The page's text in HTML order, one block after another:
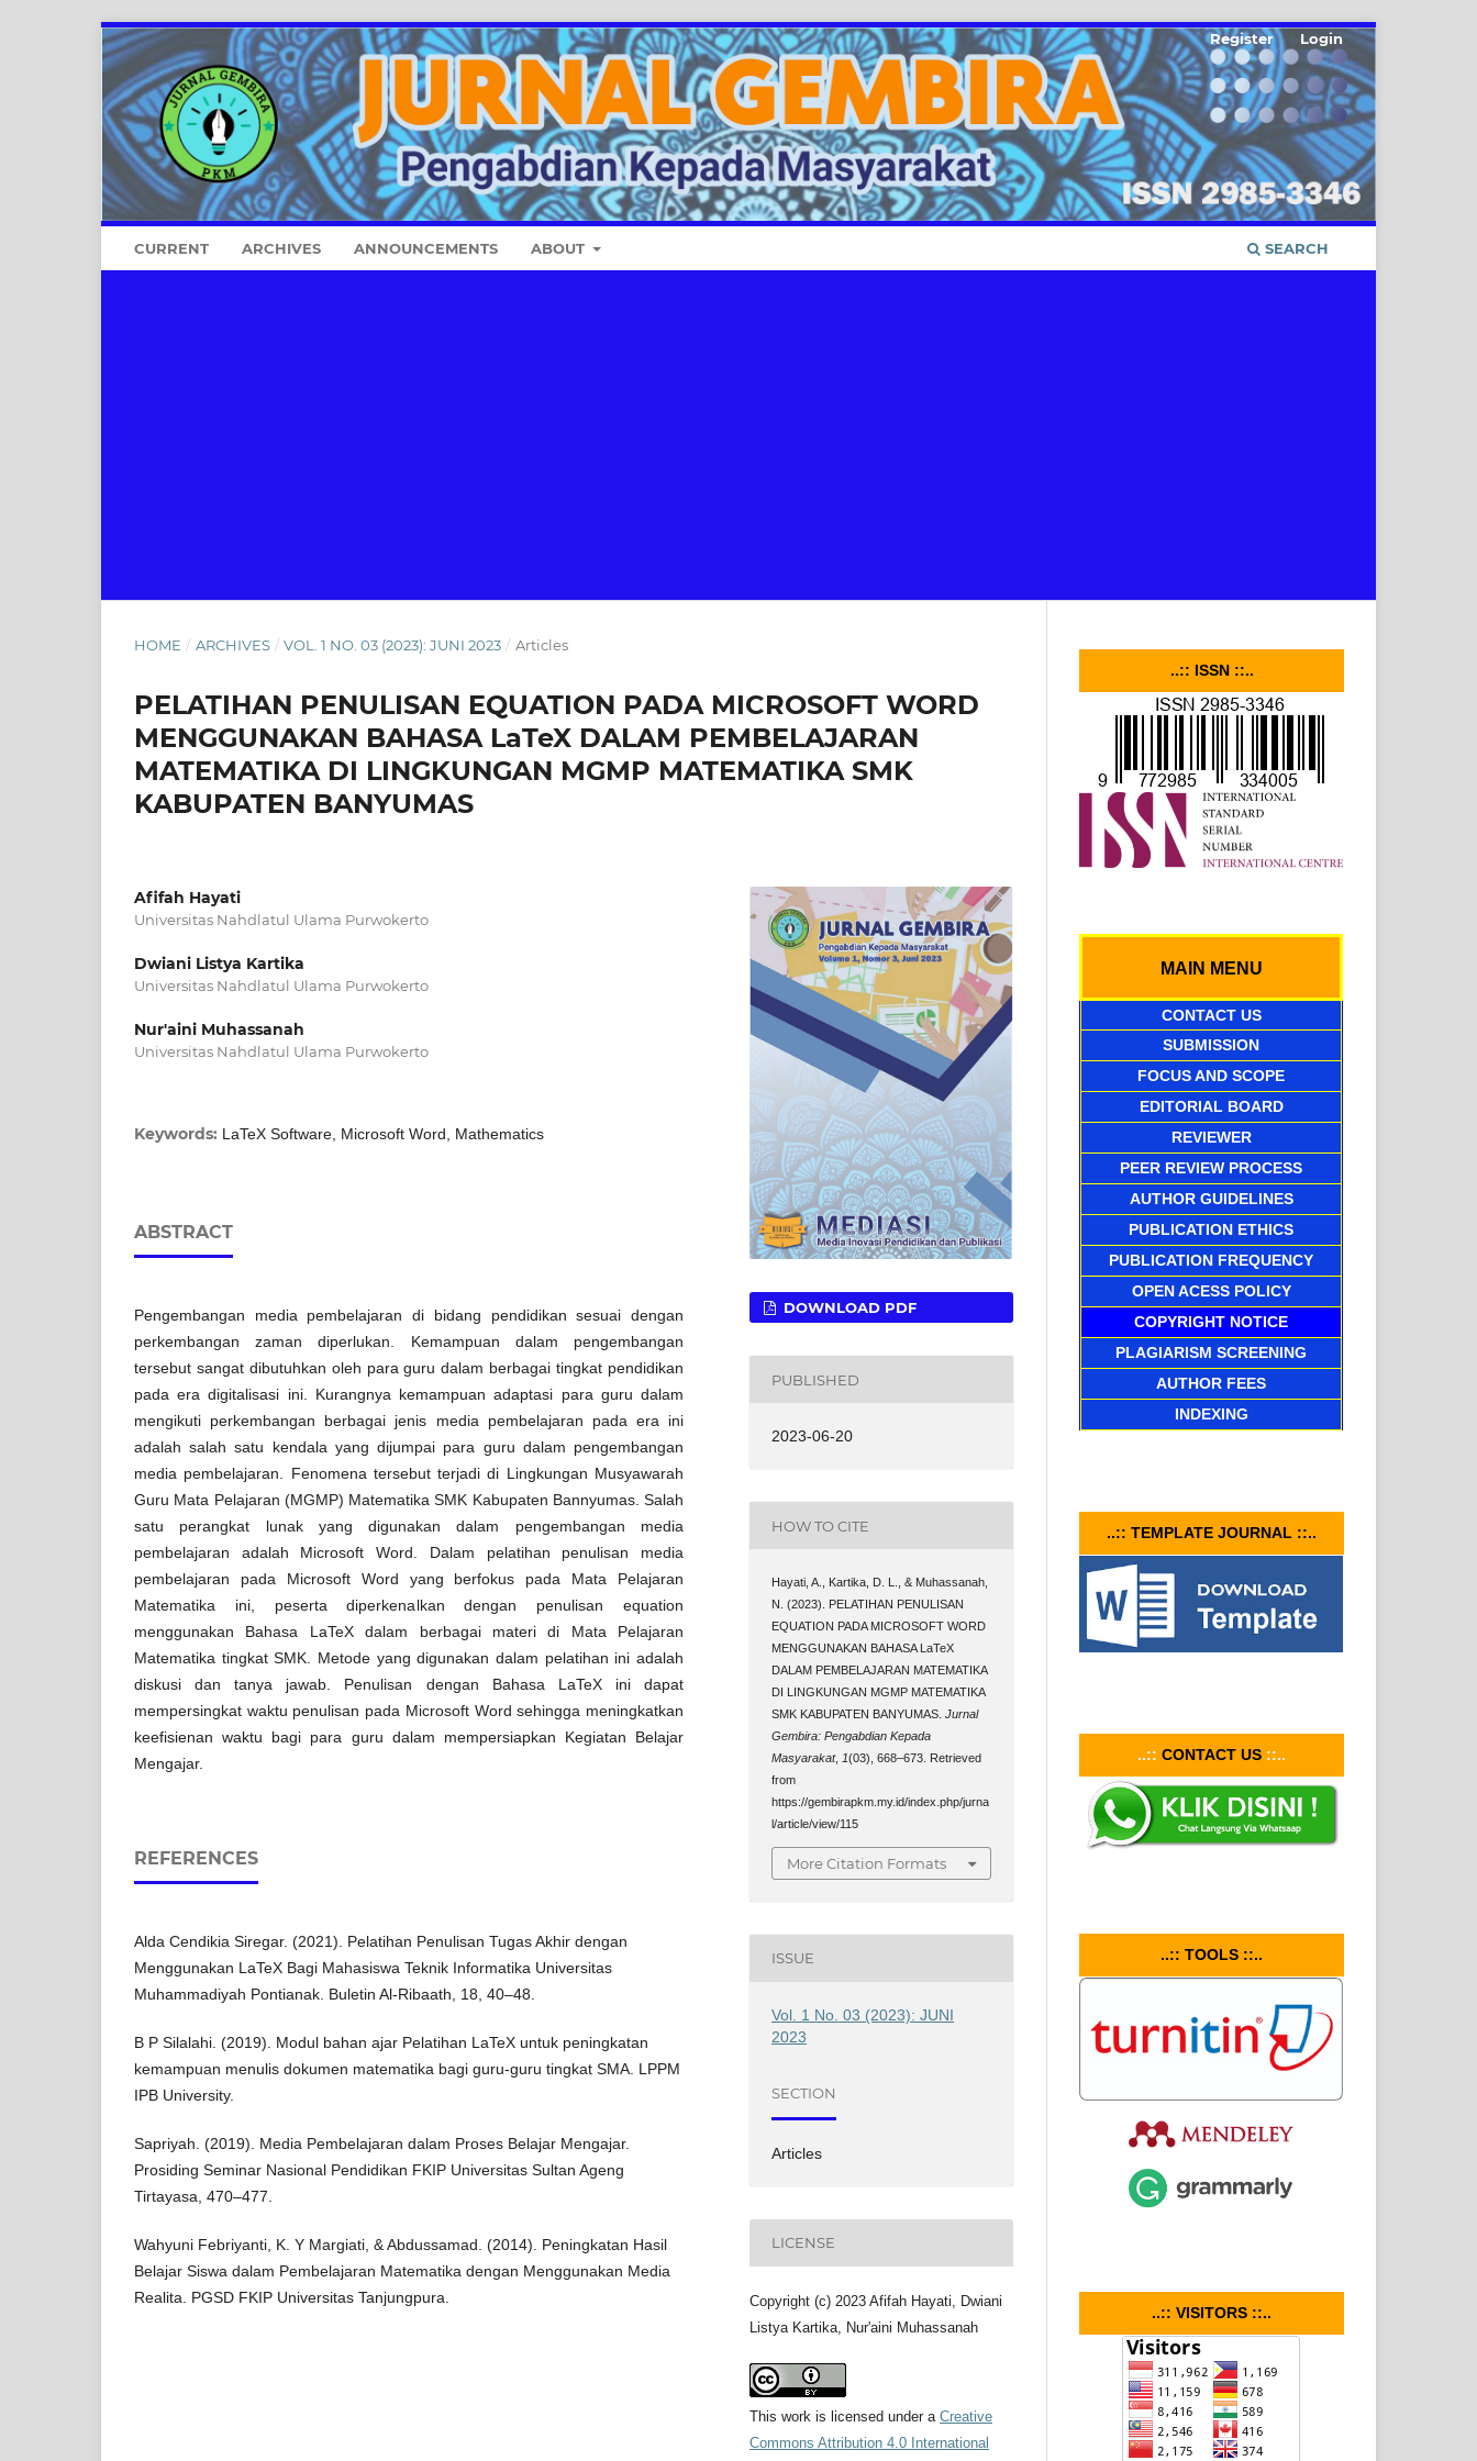
CURRENT ARCHIVES ANNOUNCEMENTS ABOUT SEARCH
Register Login
HOME / ARCHIVES / VOL. 1 NO. 03 (2023): JUNI 2023 / Articles
PELATIHAN PENULISAN EQUATION PADA MICROSOFT WORD
MENGGUNAKAN BAHASA LaTeX DALAM PEMBELAJARAN
MATEMATIKA DI LINGKUNGAN MGMP MATEMATIKA SMK
KABUPATEN BANYUMAS
Afifah Hayati
Universitas Nahdlatul Ulama Purwokerto
Dwiani Listya Kartika
Universitas Nahdlatul Ulama Purwokerto
Nur'aini Muhassanah
Universitas Nahdlatul Ulama Purwokerto
Keywords: LaTeX Software, Microsoft Word, Mathematics
ABSTRACT
Pengembangan media pembelajaran di bidang pendidikan sesuai dengan
perkembangan zaman diperlukan. Kemampuan dalam pengembangan
tersebut sangat dibutuhkan oleh para guru dalam berbagai tingkat pendidikan
pada era digitalisasi ini. Kurangnya kemampuan adaptasi para guru dalam
mengikuti perkembangan berbagai jenis media pembelajaran pada era ini
adalah salah satu kendala yang dijumpai para guru dalam pengembangan
media pembelajaran. Fenomena tersebut terjadi di Lingkungan Musyawarah
Guru Mata Pelajaran (MGMP) Matematika SMK Kabupaten Bannyumas. Salah
satu perangkat lunak yang digunakan dalam pengembangan media
pembelajaran adalah Microsoft Word. Dalam pelatihan penulisan media
pembelajaran pada Microsoft Word yang berfokus pada Mata Pelajaran
Matematika ini, peserta diperkenalkan dengan penulisan equation
menggunakan Bahasa LaTeX dalam berbagai materi di Mata Pelajaran
Matematika tingkat SMK. Metode yang digunakan dalam pelatihan ini adalah
diskusi dan tanya jawab. Penulisan dengan Bahasa LaTeX ini dapat
mempersingkat waktu penulisan pada Microsoft Word sehingga meningkatkan
keefisienan waktu bagi para guru dalam mempersiapkan Kegiatan Belajar
Mengajar.
REFERENCES
Alda Cendikia Siregar. (2021). Pelatihan Penulisan Tugas Akhir dengan
Menggunakan LaTeX Bagi Mahasiswa Teknik Informatika Universitas
Muhammadiyah Pontianak. Buletin Al-Ribaath, 18, 40–48.
B P Silalahi. (2019). Modul bahan ajar Pelatihan LaTeX untuk peningkatan
kemampuan menulis dokumen matematika bagi guru-guru tingkat SMA. LPPM
IPB University.
Sapriyah. (2019). Media Pembelajaran dalam Proses Belajar Mengajar.
Prosiding Seminar Nasional Pendidikan FKIP Universitas Sultan Ageng
Tirtayasa, 470–477.
Wahyuni Febriyanti, K. Y Margiati, & Abdussamad. (2014). Peningkatan Hasil
Belajar Siswa dalam Pembelajaran Matematika dengan Menggunakan Media
Realita. PGSD FKIP Universitas Tanjungpura.
DOWNLOAD PDF
PUBLISHED
2023-06-20
HOW TO CITE
Hayati, A., Kartika, D. L., & Muhassanah,
N. (2023). PELATIHAN PENULISAN
EQUATION PADA MICROSOFT WORD
MENGGUNAKAN BAHASA LaTeX
DALAM PEMBELAJARAN MATEMATIKA
DI LINGKUNGAN MGMP MATEMATIKA
SMK KABUPATEN BANYUMAS.Jurnal
Gembira: Pengabdian Kepada
Masyarakat, 1(03), 668–673. Retrieved
from
https://gembirapkm.my.id/index.php/jurna
l/article/view/115
More Citation Formats
ISSUE
Vol. 1 No. 03 (2023): JUNI
2023
SECTION
Articles
LICENSE
Copyright (c) 2023 Afifah Hayati, Dwiani
Listya Kartika, Nur'aini Muhassanah
This work is licensed under a Creative
Commons Attribution 4.0 International
..:: ISSN ::..
MAIN MENU
CONTACT US
SUBMISSION
FOCUS AND SCOPE
EDITORIAL BOARD
REVIEWER
PEER REVIEW PROCESS
AUTHOR GUIDELINES
PUBLICATION ETHICS
PUBLICATION FREQUENCY
OPEN ACESS POLICY
COPYRIGHT NOTICE
PLAGIARISM SCREENING
AUTHOR FEES
INDEXING
..:: TEMPLATE JOURNAL ::..
..:: CONTACT US ::..
..:: TOOLS ::..
..:: VISITORS ::..